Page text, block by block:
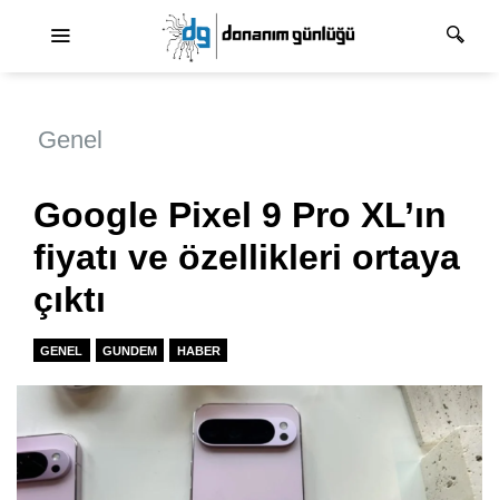
Genel
Google Pixel 9 Pro XL’ın
fiyatı ve özellikleri ortaya
çıktı
GENEL GUNDEM HABER